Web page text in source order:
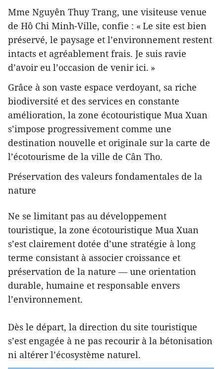
Mme Nguyên Thuy Trang, une visiteuse venue
de Hô Chi Minh-Ville, confie : « Le site est bien
préservé, le paysage et l’environnement restent
intacts et agréablement frais. Je suis ravie
d’avoir eu l’occasion de venir ici. »
Grâce à son vaste espace verdoyant, sa riche
biodiversité et des services en constante
amélioration, la zone écotouristique Mua Xuan
s’impose progressivement comme une
destination nouvelle et originale sur la carte de
l’écotourisme de la ville de Cân Tho.
Préservation des valeurs fondamentales de la
nature
Ne se limitant pas au développement
touristique, la zone écotouristique Mua Xuan
s’est clairement dotée d’une stratégie à long
terme consistant à associer croissance et
préservation de la nature — une orientation
durable, humaine et responsable envers
l’environnement.
Dès le départ, la direction du site touristique
s’est engagée à ne pas recourir à la bétonisation
ni altérer l’écosystème naturel.